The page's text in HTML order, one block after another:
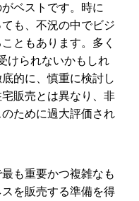
ベストです。時に
も、不況の中でビジ
ともあります。多く
けられないかもしれ
的に、慎重に検討し
販売とは異なり、非
ために過大評価され
も重要かつ複雑なも
を販売する準備を得